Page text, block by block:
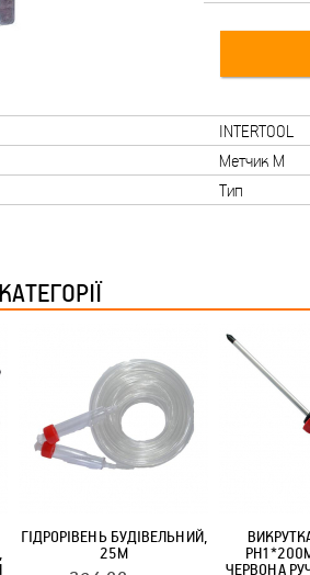
УП) ОФФ 82 ПАННОЧКА
INTERTOOL
Метчик М
Тип
ГІДРОРІВЕНЬ БУДІВЕЛЬНИЙ,
25М
ЧЕРВОНА